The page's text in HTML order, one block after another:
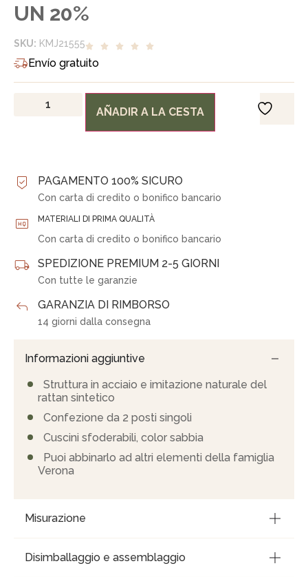
UN 20%
SKU: KMJ21555
Envío gratuito
AÑADIR A LA CESTA
PAGAMENTO 100% SICURO
Con carta di credito o bonifico bancario
MATERIALI DI PRIMA QUALITÀ
Con carta di credito o bonifico bancario
SPEDIZIONE PREMIUM 2-5 GIORNI
Con tutte le garanzie
GARANZIA DI RIMBORSO
14 giorni dalla consegna
Informazioni aggiuntive
Struttura in acciaio e imitazione naturale del
rattan sintetico
Confezione da 2 posti singoli
Cuscini sfoderabili, color sabbia
Puoi abbinarlo ad altri elementi della famiglia
Verona
Misurazione
Disimballaggio e assemblaggio